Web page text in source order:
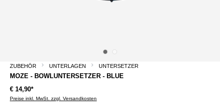
ZUBEHÖR UNTERLAGEN UNTERSETZER
MOZE - BOWLUNTERSETZER - BLUE
€ 14,90*
Preise inkl. MwSt. zzgl. Versandkosten